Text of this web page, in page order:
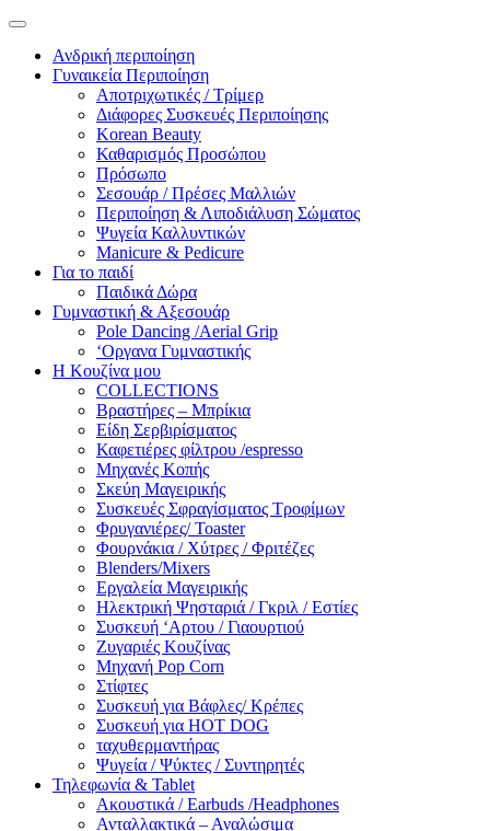
Ανδρική περιποίηση
Γυναικεία Περιποίηση
Αποτριχωτικές / Τρίμερ
Διάφορες Συσκευές Περιποίησης
Korean Beauty
Καθαρισμός Προσώπου
Πρόσωπο
Σεσουάρ / Πρέσες Μαλλιών
Περιποίηση & Λιποδιάλυση Σώματος
Ψυγεία Καλλυντικών
Manicure & Pedicure
Για το παιδί
Παιδικά Δώρα
Γυμναστική & Αξεσουάρ
Pole Dancing /Aerial Grip
‘Οργανα Γυμναστικής
Η Κουζίνα μου
COLLECTIONS
Βραστήρες – Μπρίκια
Είδη Σερβιρίσματος
Καφετιέρες φίλτρου /espresso
Μηχανές Κοπής
Σκεύη Μαγειρικής
Συσκευές Σφραγίσματος Τροφίμων
Φρυγανιέρες/ Toaster
Φουρνάκια / Χύτρες / Φριτέζες
Blenders/Mixers
Εργαλεία Μαγειρικής
Ηλεκτρική Ψησταριά / Γκριλ / Eστίες
Συσκευή ‘Αρτου / Γιαουρτιού
Ζυγαριές Κουζίνας
Μηχανή Pop Corn
Στίφτες
Συσκευή για Βάφλες/ Κρέπες
Συσκευή για HOT DOG
ταχυθερμαντήρας
Ψυγεία / Ψύκτες / Συντηρητές
Τηλεφωνία & Tablet
Ακουστικά / Earbuds /Headphones
Ανταλλακτικά – Αναλώσιμα